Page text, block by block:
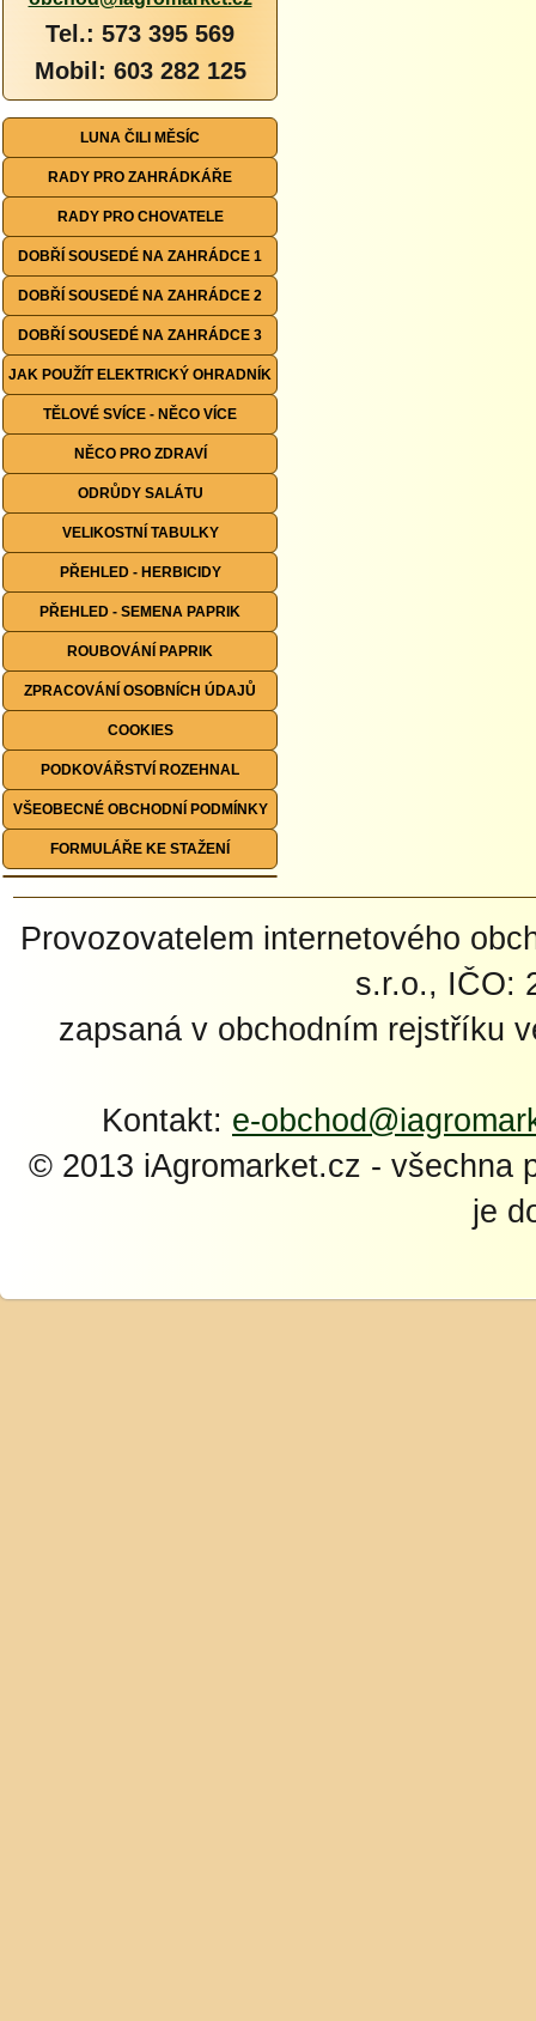
Tel.: 573 395 569
Mobil: 603 282 125
LUNA ČILI MĚSÍC
RADY PRO ZAHRÁDKÁŘE
RADY PRO CHOVATELE
DOBŘÍ SOUSEDÉ NA ZAHRÁDCE 1
DOBŘÍ SOUSEDÉ NA ZAHRÁDCE 2
DOBŘÍ SOUSEDÉ NA ZAHRÁDCE 3
JAK POUŽÍT ELEKTRICKÝ OHRADNÍK
TĚLOVÉ SVÍCE - NĚCO VÍCE
NĚCO PRO ZDRAVÍ
ODRŮDY SALÁTU
VELIKOSTNÍ TABULKY
PŘEHLED - HERBICIDY
PŘEHLED - SEMENA PAPRIK
ROUBOVÁNÍ PAPRIK
ZPRACOVÁNÍ OSOBNÍCH ÚDAJŮ
COOKIES
PODKOVÁŘSTVÍ ROZEHNAL
VŠEOBECNÉ OBCHODNÍ PODMÍNKY
FORMULÁŘE KE STAŽENÍ
Provozovatelem internetového
s.r.o., IČO:
zapsaná v obchodním rejstříku
Kontakt: e-
© 2013 iAgromarket.cz - všechna
je